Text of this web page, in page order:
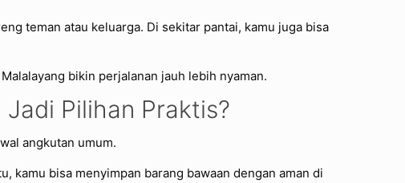
teman atau keluarga. Di sekitar pantai, kamu juga bisa
bikin perjalanan jauh lebih nyaman.
Pilihan Praktis?
angkutan umum.
kamu bisa menyimpan barang bawaan dengan aman di